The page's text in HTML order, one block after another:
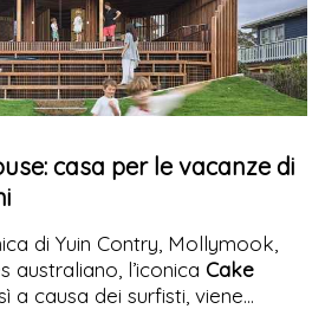
casa per le vacanze di
di Yuin Contry, Mollymook,
australiano, l’iconica Cake
a causa dei surfisti, viene